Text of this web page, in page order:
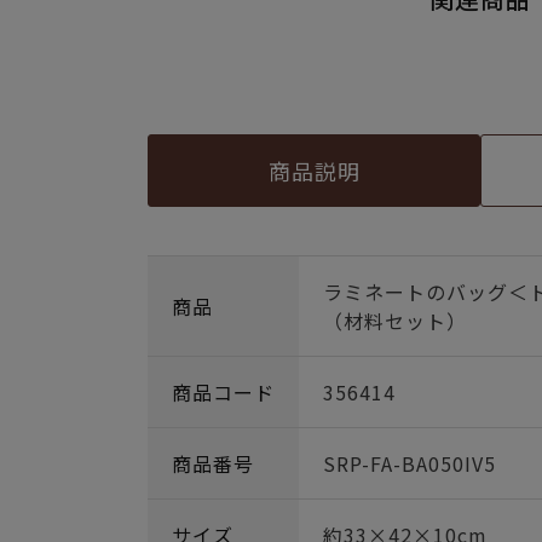
商品説明
商品
ラミネートのバッグ＜
（材料セット）
商品コード 356414
商品番号 SRP-FA-BA050IV5
サイズ 約33×42×10cm